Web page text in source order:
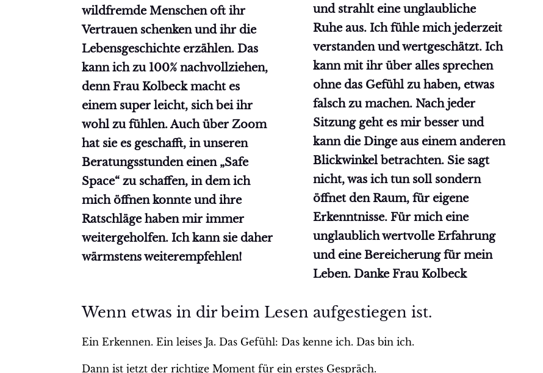
wildfremde Menschen oft ihr
Vertrauen schenken und ihr die
Lebensgeschichte erzählen. Das
kann ich zu 100% nachvollziehen,
denn Frau Kolbeck macht es
einem super leicht, sich bei ihr
wohl zu fühlen. Auch über Zoom
hat sie es geschafft, in unseren
Beratungsstunden einen „Safe
Space“ zu schaffen, in dem ich
mich öffnen konnte und ihre
Ratschläge haben mir immer
weitergeholfen. Ich kann sie daher
wärmstens weiterempfehlen!
und strahlt eine unglaubliche
Ruhe aus. Ich fühle mich jederzeit
verstanden und wertgeschätzt. Ich
kann mit ihr über alles sprechen
ohne das Gefühl zu haben, etwas
falsch zu machen. Nach jeder
Sitzung geht es mir besser und
kann die Dinge aus einem anderen
Blickwinkel betrachten. Sie sagt
nicht, was ich tun soll sondern
öffnet den Raum, für eigene
Erkenntnisse. Für mich eine
unglaublich wertvolle Erfahrung
und eine Bereicherung für mein
Leben. Danke Frau Kolbeck
Wenn etwas in dir beim Lesen aufgestiegen ist.
Ein Erkennen. Ein leises Ja. Das Gefühl: Das kenne ich. Das bin ich.
Dann ist jetzt der richtige Moment für ein erstes Gespräch.